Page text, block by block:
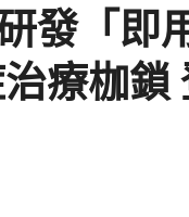
發「即
療枷鎖